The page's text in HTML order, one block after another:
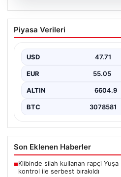
Emekliye ÖTV’siz
yasa çıkacak mı?
Piyasa Verileri
USD 47.71
EUR 55.05
ALTIN 6604.9
BTC 3078581
Son Eklenen Haberler
■Klibinde silah kullanan rapçi
kontrol ile serbest bırakıldı